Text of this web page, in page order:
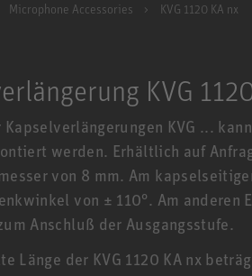
Microphone Accessories KVG 1120 KA nx
KVG
KVG ...
werden. Erhältlich auf
von 8 mm. Am
von ± 110°. Am
Anschluß der Ausgangsstufe.
Länge der KVG 1120 KA nx